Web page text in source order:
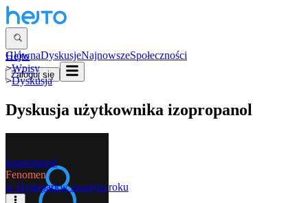
GłównaDyskusjeNajnowszeSpołeczności
Zaloguj się
Hejto
>Wpisy
>Dyskusja
Dyskusja użytkownika izopropanol
izopropanol
Fenomen
w Hydeparkw zeszłym roku